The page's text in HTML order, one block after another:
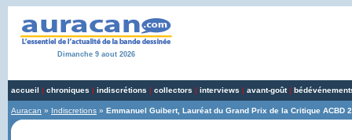
Dimanche 9 aout 2026
accueil | chroniques | indiscrétions | collectors | interviews | avant-goût|
Auracan » Indiscretions » Emmanuel Guibert, Lauréat du Grand Prix de la Critique ACBD